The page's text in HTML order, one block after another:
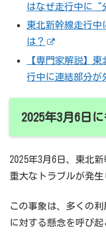
はなぜ走行中に“
東北新幹線走行中
は？
【専門家解説】
行中に連結部分が
2025年3月6日
2025年3月6日、東北
重大なトラブルが発生
この事象は、多くの
に対する懸念を呼び起